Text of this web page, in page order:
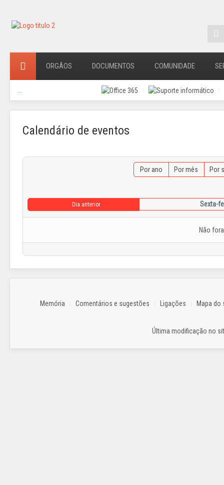
ORGÃOS DOCUMENTOS COMUNIDADE
Calendário de eventos
Por ano Por mês Por
Dia anterior Sexta-
Não
Memória Comentários e sugestões Ligações Mapa do
Última modificação no